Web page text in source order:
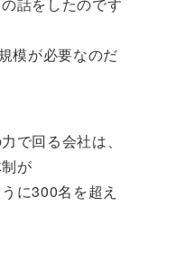
話をしたのです
模が必要なのだ
で回る会社は、
が
に300名を超え